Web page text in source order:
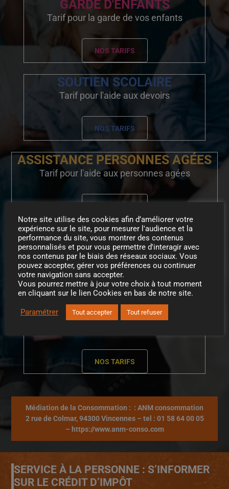
GARDE D'ENFANTS
Tarif pour la garde de vos enfants
NOS TARIFS
SOUTIEN SCOLAIRE
Tarif pour l'aide aux devoirs
NOS TARIFS
ASSISTANCE PERSONNES AGÉES
Tarif pour l'aide aux personnes agées
TRANSPORTS
Tarif pour les services de transport
NOS TARIFS
TRAVAUX MÉNAGERS
NOS TARIFS
Médiation de la Consommation : : ANM consommation
2 rue de Colmar, 94300 Vincennes – tel : 01 58 64 00 05
– https://www.anm-conso.com
SERVICE À LA PERSONNE : S’INFORMER
SUR LE CRÉDIT D’IMPÔT
Notre site utilise des cookies afin d’améliorer votre
expérience sur le site, pour mesurer l'audience et la
performance du site, vous montrer des contenus
personnalisés et pour vous permettre d'interagir avec
nos contenus par le biais des réseaux sociaux. Vous
pouvez accepter, gérer vos préférences ou continuer
votre navigation sans accepter.
Vous pourrez mettre à jour votre choix à tout moment
en cliquant sur le lien Cookies en bas de notre site.
Paramétrer Tout accepter Tout refuser